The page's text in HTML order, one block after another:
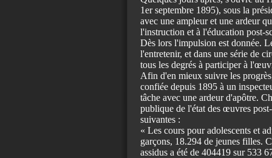
1er septembre 1895), sous la
avec une ampleur et une ardeur
l'instruction et à l'éducation post-
Dès lors l'impulsion est donnée.
l'entretenir, et dans une série de
tous les degrés à participer à
Afin d'en mieux suivre les
confiée depuis 1895 à un
tâche avec une ardeur d'apôtre.
publique de l'état des œuvres
suivantes :
« Les cours pour adolescents et
garçons, 18.294 de jeunes filles.
assidus a été de 404419 sur 533